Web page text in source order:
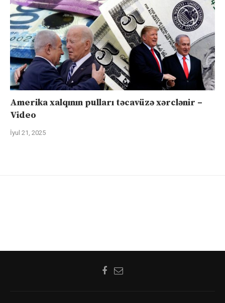
Amerika xalqının pulları təcavüzə xərclənir –
Video
İyul 21, 2025